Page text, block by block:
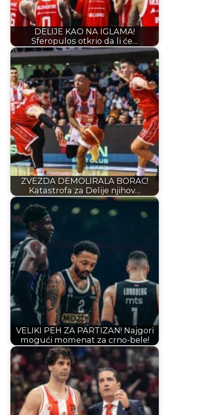
DELIJE KAO NA IGLAMA!
Sferopulos otkrio da li će…
ZVEZDA DEMOLIRALA BORAC!
Katastrofa za Delije njihov…
VELIKI PEH ZA PARTIZAN! Najgori
mogući momenat za crno-bele!